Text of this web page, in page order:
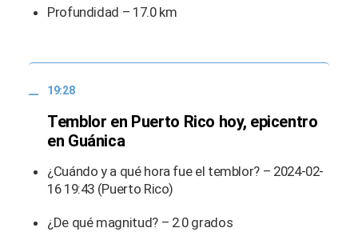
Profundidad – 17.0 km
19:28
Temblor en Puerto Rico hoy, epicentro
en Guánica
¿Cuándo y a qué hora fue el temblor? – 2024-02-
16 19:43 (Puerto Rico)
¿De qué magnitud? – 2.0 grados